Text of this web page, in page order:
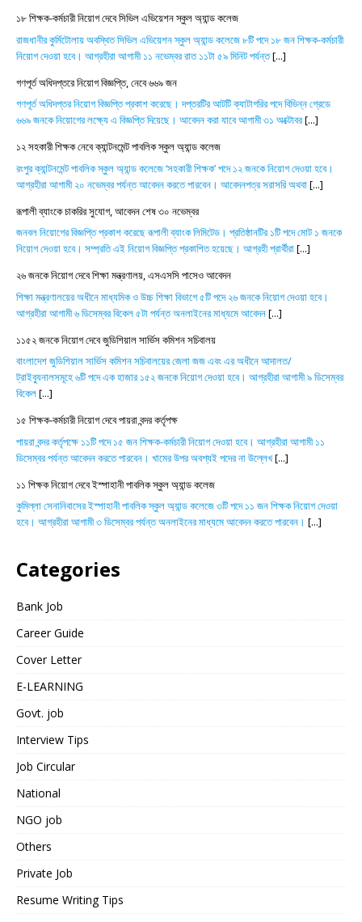
১৮ শিক্ষক-কর্মচারী নিয়োগ দেবে সিভিল এভিয়েশন স্কুল অ্যান্ড কলেজ
রাজধানীর কুর্মিটোলায় অবস্থিত সিভিল এভিয়েশন স্কুল অ্যান্ড কলেজে ৮টি পদে ১৮ জন শিক্ষক-কর্মচারী
নিয়োগ দেওয়া হবে। আগ্রহীরা আগামী ১১ নভেম্বর রাত ১১টা ৫৯ মিনিট পর্যন্ত[...]
গণপূর্ত অধিদপ্তরে নিয়োগ বিজ্ঞপ্তি, নেবে ৬৬৯ জন
গণপূর্ত অধিদপ্তর নিয়োগ বিজ্ঞপ্তি প্রকাশ করেছে। দপ্তরটির আটটি ক্যাটাগরির পদে বিভিন্ন গ্রেডে
৬৬৯ জনকে নিয়োগের লক্ষ্যে এ বিজ্ঞপ্তি দিয়েছে। আবেদন করা যাবে আগামী ৩১ অক্টোবর[...]
১২ সহকারী শিক্ষক নেবে ক্যান্টনমেন্ট পাবলিক স্কুল অ্যান্ড কলেজ
রংপুর ক্যান্টনমেন্ট পাবলিক স্কুল অ্যান্ড কলেজে ‘সহকারী শিক্ষক’ পদে ১২ জনকে নিয়োগ দেওয়া হবে।
আগ্রহীরা আগামী ২০ নভেম্বর পর্যন্ত আবেদন করতে পারবেন। আবেদনপত্র সরাসরি অথবা[...]
রূপালী ব্যাংকে চাকরির সুযোগ, আবেদন শেষ ৩০ নভেম্বর
জনবল নিয়োগের বিজ্ঞপ্তি প্রকাশ করেছে রূপালী ব্যাংক লিমিটেড। প্রতিষ্ঠানটির ১টি পদে মোট ১ জনকে
নিয়োগ দেওয়া হবে। সম্প্রতি এই নিয়োগ বিজ্ঞপ্তি প্রকাশিত হয়েছে। আগ্রহী প্রার্থীরা[...]
২৬ জনকে নিয়োগ দেবে শিক্ষা মন্ত্রণালয়, এসএসসি পাসেও আবেদন
শিক্ষা মন্ত্রণালয়ের অধীনে মাধ্যমিক ও উচ্চ শিক্ষা বিভাগে ৫টি পদে ২৬ জনকে নিয়োগ দেওয়া হবে।
আগ্রহীরা আগামী ৬ ডিসেম্বর বিকেল ৫টা পর্যন্ত অনলাইনের মাধ্যমে আবেদন[...]
১১৫২ জনকে নিয়োগ দেবে জুডিশিয়াল সার্ভিস কমিশন সচিবালয়
বাংলাদেশ জুডিশিয়াল সার্ভিস কমিশন সচিবালয়ের জেলা জজ এবং এর অধীনে আদালত/
ট্রাইব্যুনালসমূহে ৬টি পদে এক হাজার ১৫২ জনকে নিয়োগ দেওয়া হবে। আগ্রহীরা আগামী ৯ ডিসেম্বর
বিকেল[...]
১৫ শিক্ষক-কর্মচারী নিয়োগ দেবে পায়রা বন্দর কর্তৃপক্ষ
পায়রা বন্দর কর্তৃপক্ষে ১১টি পদে ১৫ জন শিক্ষক-কর্মচারী নিয়োগ দেওয়া হবে। আগ্রহীরা আগামী ১১
ডিসেম্বর পর্যন্ত আবেদন করতে পারবেন। খামের উপর অবশ্যই পদের না উল্লেখ[...]
১১ শিক্ষক নিয়োগ দেবে ইস্পাহানী পাবলিক স্কুল অ্যান্ড কলেজ
কুমিল্লা সেনানিবাসের ইস্পাহানী পাবলিক স্কুল অ্যান্ড কলেজে ৩টি পদে ১১ জন শিক্ষক নিয়োগ দেওয়া
হবে। আগ্রহীরা আগামী ৩ ডিসেম্বর পর্যন্ত অনলাইনের মাধ্যমে আবেদন করতে পারবেন। [...]
Categories
Bank Job
Career Guide
Cover Letter
E-LEARNING
Govt. job
Interview Tips
Job Circular
National
NGO job
Others
Private Job
Resume Writing Tips